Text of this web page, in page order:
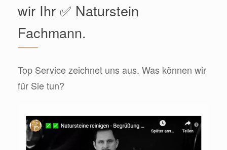
wir Ihr ✅ Naturstein
Fachmann.
Top Service zeichnet uns aus. Was können wir
für Sie tun?